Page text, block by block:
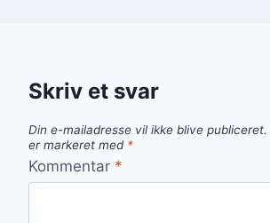
Skriv et svar
Din e-mailadresse vil ikke blive publiceret.
er markeret med *
Kommentar *